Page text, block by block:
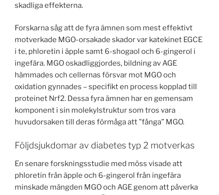
skadliga effekterna.
Forskarna såg att de fyra ämnen som mest effektivt
motverkade MGO-orsakade skador var katekinet EGCE
i te, phloretin i äpple samt 6-shogaol och 6-gingerol i
ingefära. MGO oskadliggjordes, bildning av AGE
hämmades och cellernas försvar mot MGO och
oxidation gynnades – specifikt en process kopplad till
proteinet Nrf2. Dessa fyra ämnen har en gemensam
komponent i sin molekylstruktur som tros vara
huvudorsaken till deras förmåga att ”fånga” MGO.
Följdsjukdomar av diabetes typ 2 motverkas
En senare forskningsstudie med möss visade att
phloretin från äpple och 6-gingerol från ingefära
minskade mängden MGO och AGE genom att påverka